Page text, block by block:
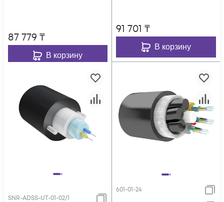
87 779 ₸
В корзину
91 701 ₸
В корзину
SNR-ADSS-UT-01-02/1
601-01-24